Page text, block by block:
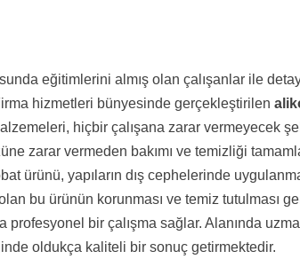
eğitimlerini almış olan çalışanlar ile
hizmetleri bünyesinde gerçekleştirilen
hiçbir çalışana zarar vermeyecek
zarar vermeden bakımı ve temizliği
ürünü, yapıların dış cephelerinde
bu ürünün korunması ve temiz tutulması
profesyonel bir çalışma sağlar. Alanında
oldukça kaliteli bir sonuç getirmektedir.